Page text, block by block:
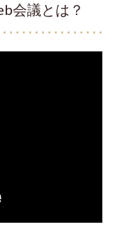
会議とは？